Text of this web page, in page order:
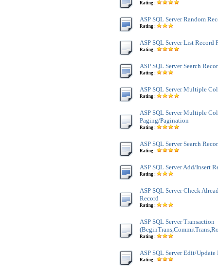
Rating :
ASP SQL Server Random
Rating :
ASP SQL Server List Record
Rating :
ASP SQL Server Search
Rating :
ASP SQL Server Multiple
Rating :
ASP SQL Server Multiple
Paging/Pagination
Rating :
ASP SQL Server Search
Rating :
ASP SQL Server Add/Insert
Rating :
ASP SQL Server Check
Record
Rating :
ASP SQL Server Transaction
Rating :
ASP SQL Server Edit/Update
Rating :